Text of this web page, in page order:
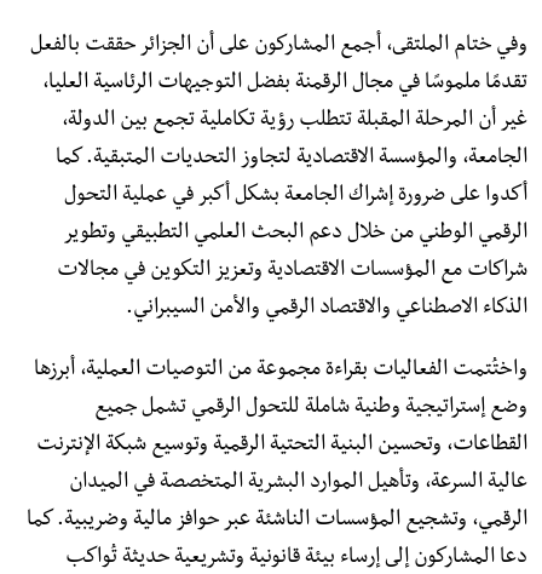
وفي ختام الملتقى، أجمع المشاركون على أن الجزائر حققت بالفعل
تقدمًا ملموسًا في مجال الرقمنة بفضل التوجيهات الرئاسية العليا،
غير أن المرحلة المقبلة تتطلب رؤية تكاملية تجمع بين الدولة،
الجامعة، والمؤسسة الاقتصادية لتجاوز التحديات المتبقية. كما
أكدوا على ضرورة إشراك الجامعة بشكل أكبر في عملية التحول
الرقمي الوطني من خلال دعم البحث العلمي التطبيقي وتطوير
شراكات مع المؤسسات الاقتصادية وتعزيز التكوين في مجالات
الذكاء الاصطناعي والاقتصاد الرقمي والأمن السيبراني.
واختُتمت الفعاليات بقراءة مجموعة من التوصيات العملية، أبرزها
وضع إستراتيجية وطنية شاملة للتحول الرقمي تشمل جميع
القطاعات، وتحسين البنية التحتية الرقمية وتوسيع شبكة الإنترنت
عالية السرعة، وتأهيل الموارد البشرية المتخصصة في الميدان
الرقمي، وتشجيع المؤسسات الناشئة عبر حوافز مالية وضريبية. كما
دعا المشاركون إلى إرساء بيئة قانونية وتشريعية حديثة تُواكب